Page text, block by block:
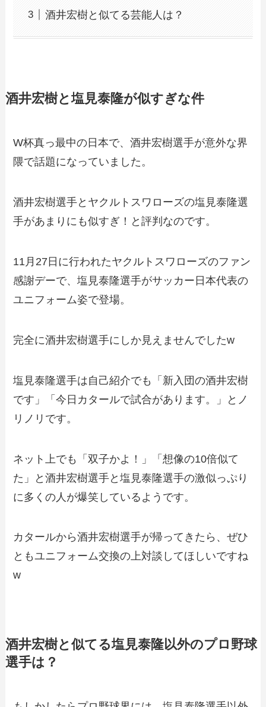
酒井宏樹と似てる芸能人は？
酒井宏樹と塩見泰隆が似すぎな件
W杯真っ最中の日本で、酒井宏樹選手が意外な界
隈で話題になっていました。
酒井宏樹選手とヤクルトスワローズの塩見泰隆選
手があまりにも似すぎ！と評判なのです。
11月27日に行われたヤクルトスワローズのファン
感謝デーで、塩見泰隆選手がサッカー日本代表の
ユニフォーム姿で登場。
完全に酒井宏樹選手にしか見えませんでしたw
塩見泰隆選手は自己紹介でも「新入団の酒井宏樹
です」「今日カタールで試合があります。」とノ
リノリです。
ネット上でも「双子かよ！」「想像の10倍似て
た」と酒井宏樹選手と塩見泰隆選手の激似っぷり
に多くの人が爆笑しているようです。
カタールから酒井宏樹選手が帰ってきたら、ぜひ
ともユニフォーム交換の上対談してほしいですね
w
酒井宏樹と似てる塩見泰隆以外のプロ野球
選手は？